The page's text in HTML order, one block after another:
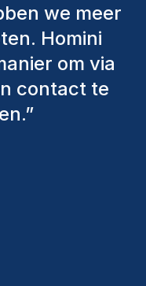
genomen
aan te
we hebben
steeds bij